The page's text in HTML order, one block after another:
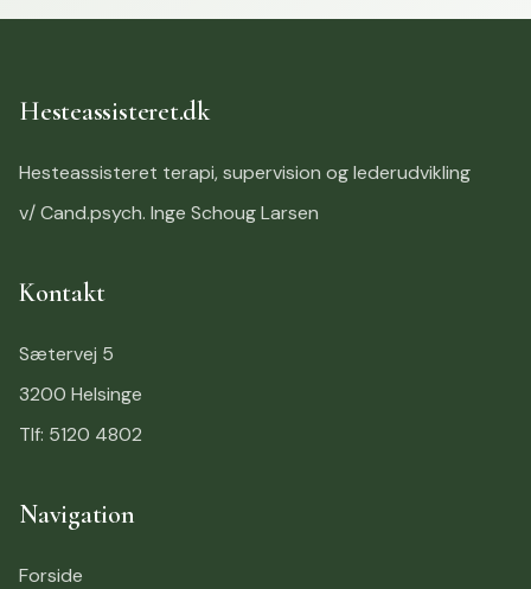
Hesteassisteret.dk
Hesteassisteret terapi, supervision og lederudvikling
v/ Cand.psych. Inge Schoug Larsen
Kontakt
Sætervej 5
3200 Helsinge
Tlf: 5120 4802
Navigation
Forside